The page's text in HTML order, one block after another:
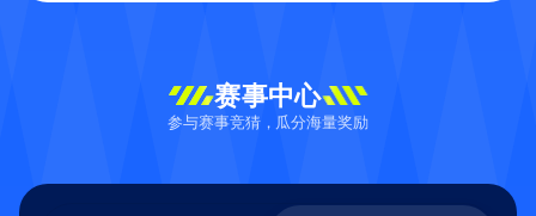
赛事中心
参与赛事竞猜，瓜分海量奖励